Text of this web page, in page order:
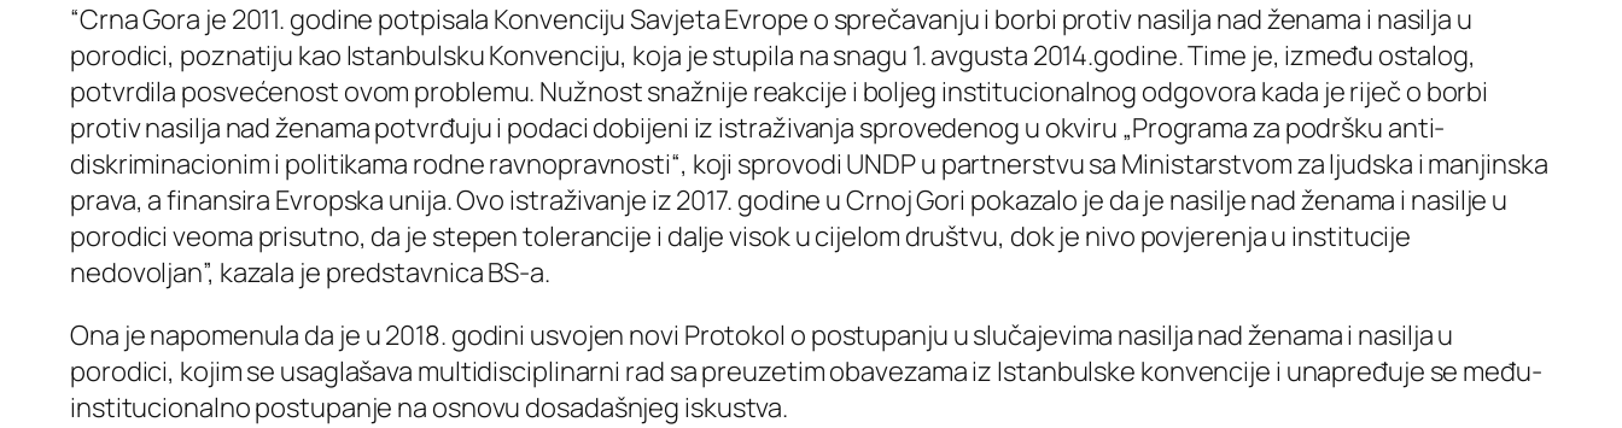
“Crna Gora je 2011. godine potpisala Konvenciju Savjeta Evrope o sprečavanju i borbi protiv nasilja nad ženama i nasilja u
porodici, poznatiju kao Istanbulsku Konvenciju, koja je stupila na snagu 1. avgusta 2014.godine. Time je, između ostalog,
potvrdila posvećenost ovom problemu. Nužnost snažnije reakcije i boljeg institucionalnog odgovora kada je riječ o borbi
protiv nasilja nad ženama potvrđuju i podaci dobijeni iz istraživanja sprovedenog u okviru „Programa za podršku anti-
diskriminacionim i politikama rodne ravnopravnosti“, koji sprovodi UNDP u partnerstvu sa Ministarstvom za ljudska i manjinska
prava, a finansira Evropska unija. Ovo istraživanje iz 2017. godine u Crnoj Gori pokazalo je da je nasilje nad ženama i nasilje u
porodici veoma prisutno, da je stepen tolerancije i dalje visok u cijelom društvu, dok je nivo povjerenja u institucije
nedovoljan”, kazala je predstavnica BS-a.
Ona je napomenula da je u 2018. godini usvojen novi Protokol o postupanju u slučajevima nasilja nad ženama i nasilja u
porodici, kojim se usaglašava multidisciplinarni rad sa preuzetim obavezama iz Istanbulske konvencije i unapređuje se među-
institucionalno postupanje na osnovu dosadašnjeg iskustva.